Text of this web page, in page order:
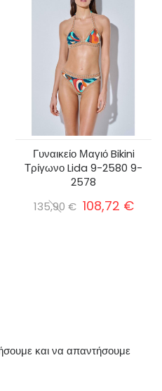
Γυναικείο Μαγιό Bikini
Τρίγωνο Lida 9-2580 9-
2578
135,90 € 108,72 €
και να απαντήσουμε